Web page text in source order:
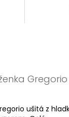
Gregorio
ušitá z